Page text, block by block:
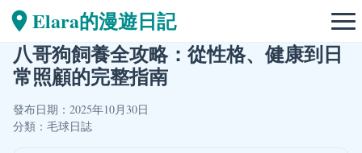
Elara的漫遊日記
八哥狗飼養全攻略：從性格、健康到日
常照顧的完整指南
發布日期：2025年10月30日
分類： 毛球日誌